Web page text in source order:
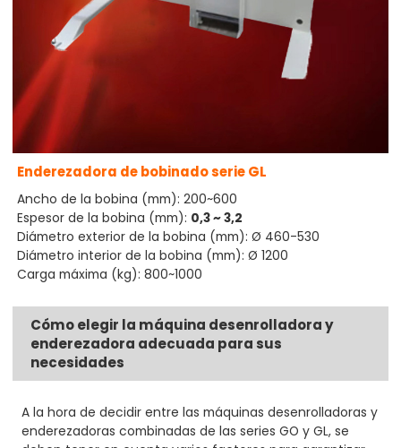
Enderezadora de bobinado serie GL
Ancho de la bobina (mm): 200~600
Espesor de la bobina (mm): 0,3 ~ 3,2
Diámetro exterior de la bobina (mm): Ø 460-530
Diámetro interior de la bobina (mm): Ø 1200
Carga máxima (kg): 800~1000
Cómo elegir la máquina desenrolladora y
enderezadora adecuada para sus
necesidades
A la hora de decidir entre las máquinas desenrolladoras y
enderezadoras combinadas de las series GO y GL, se